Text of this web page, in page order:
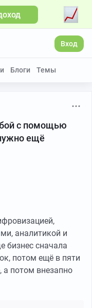
Вход
Блоги Темы
с помощью
ещё
аналитикой и
бизнес сначала
потом ещё в пяти
а потом внезапно
Больше видео